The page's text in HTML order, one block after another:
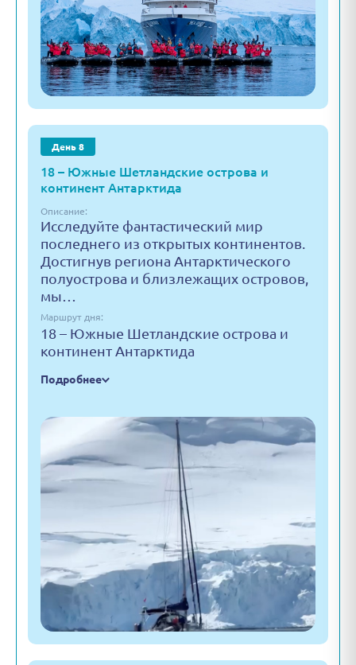
День 8
18 – Южные Шетландские острова и
континент Антарктида
Описание:
Исследуйте фантастический мир
последнего из открытых континентов.
Достигнув региона Антарктического
полуострова и близлежащих островов,
мы…
Маршрут дня:
18 – Южные Шетландские острова и
континент Антарктида
Подробнее